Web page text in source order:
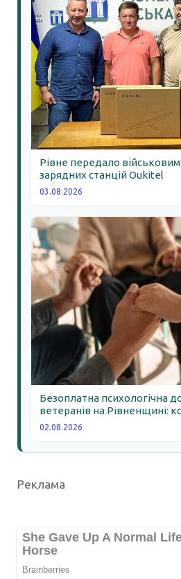
Рівне передало військовим
зарядних станцій Oukitel
03.08.2026
Безоплатна психологічна
ветеранів на Рівненщині:
02.08.2026
Реклама